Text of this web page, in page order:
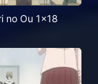
no Ou 1x18